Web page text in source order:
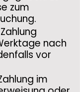
zum
nach
vor
im